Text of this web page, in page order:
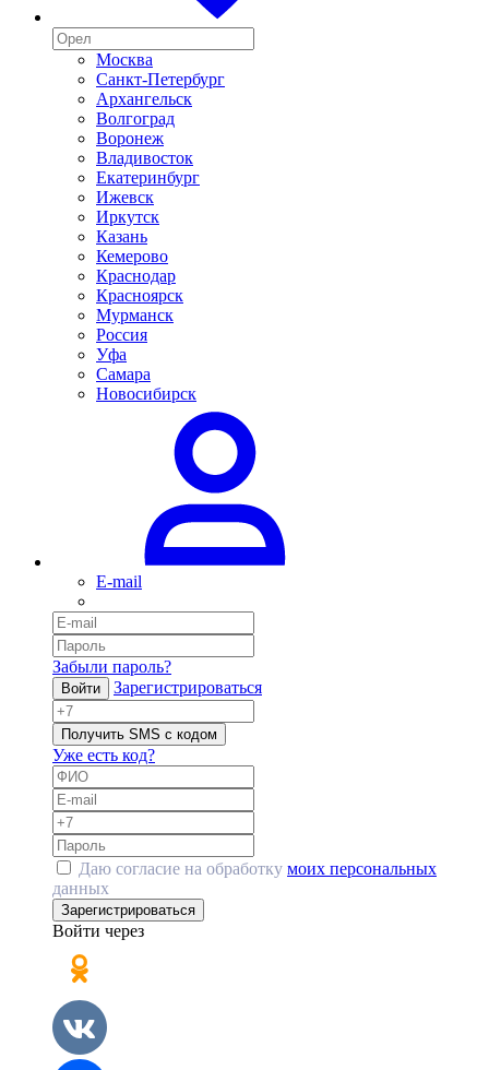
Москва
Санкт-Петербург
Архангельск
Волгоград
Воронеж
Владивосток
Екатеринбург
Ижевск
Иркутск
Казань
Кемерово
Краснодар
Красноярск
Мурманск
Россия
Уфа
Самара
Новосибирск
E-mail
Забыли пароль?
Войти Зарегистрироваться
Получить SMS с кодом
Уже есть код?
Даю согласие на обработку моих персональных
данных
Зарегистрироваться
Войти через